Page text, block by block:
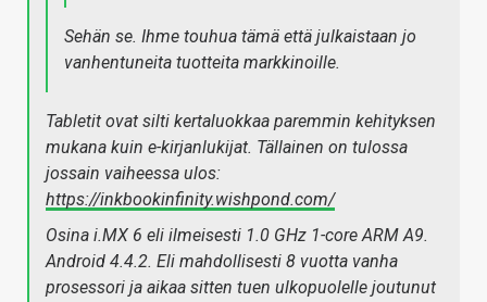
Sehän se. Ihme touhua tämä että julkaistaan jo
vanhentuneita tuotteita markkinoille.
Tabletit ovat silti kertaluokkaa paremmin kehityksen
mukana kuin e-kirjanlukijat. Tällainen on tulossa
jossain vaiheessa ulos:
https://inkbookinfinity.wishpond.com/
Osina i.MX 6 eli ilmeisesti 1.0 GHz 1-core ARM A9.
Android 4.4.2. Eli mahdollisesti 8 vuotta vanha
prosessori ja aikaa sitten tuen ulkopuolelle joutunut